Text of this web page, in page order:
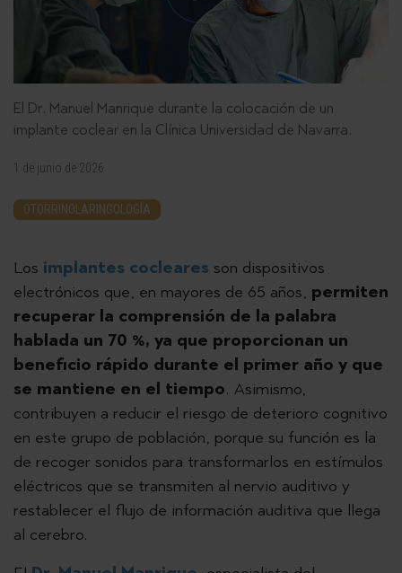
El Dr. Manuel Manrique durante la colocación de un
implante coclear en la Clínica Universidad de Navarra.
1 de junio de 2026
OTORRINOLARINGOLOGÍA
Los implantes cocleares son dispositivos
electrónicos que, en mayores de 65 años, permiten
recuperar la comprensión de la palabra
hablada un 70 %, ya que proporcionan un
beneficio rápido durante el primer año y que
se mantiene en el tiempo. Asimismo,
contribuyen a reducir el riesgo de deterioro cognitivo
en este grupo de población, porque su función es la
de recoger sonidos para transformarlos en estímulos
eléctricos que se transmiten al nervio auditivo y
restablecer el flujo de información auditiva que llega
al cerebro.